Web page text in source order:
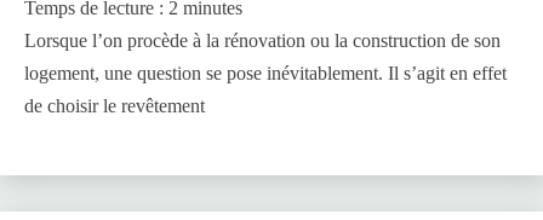
Temps de lecture : 2 minutes
Lorsque l’on procède à la rénovation ou la construction de son
logement, une question se pose inévitablement. Il s’agit en effet
de choisir le revêtement